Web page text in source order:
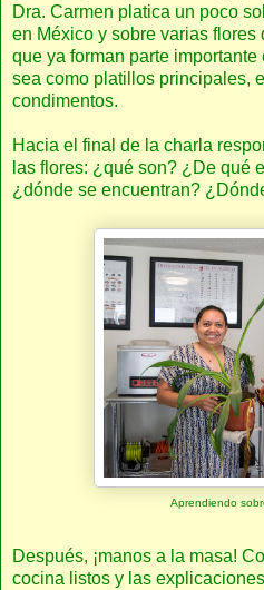
Dra. Carmen platica un poco
en México y sobre varias
que ya forman parte
sea como platillos principales,
condimentos.
Hacia el final de la charla
las flores: ¿qué son? ¿De qué
¿dónde se encuentran?
Aprendiendo
Después, ¡manos a la masa!
cocina listos y las